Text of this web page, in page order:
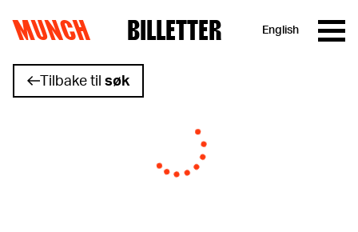
Hopp til innhold
MUNCH BILLETTER English
Tilbake til søk